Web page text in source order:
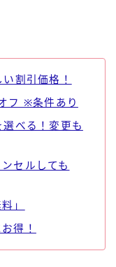
割引価格！
フ ※条件あり
べる！変更も
セルしても
」
得！